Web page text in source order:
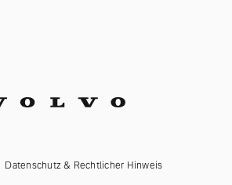
Datenschutz & Rechtlicher Hinweis